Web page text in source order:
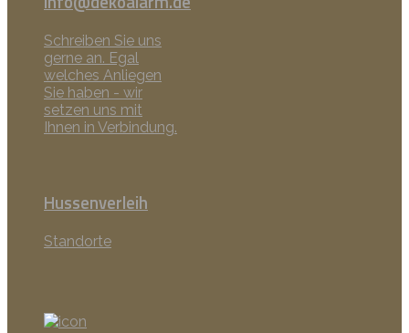
Schreiben Sie uns
gerne an. Egal
welches Anliegen
Sie haben - wir
setzen uns mit
Ihnen in Verbindung.
Hussenverleih
Standorte